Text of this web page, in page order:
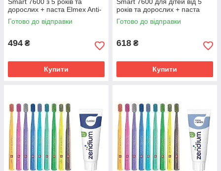
Зубна щітка Curaprox CS 5460 Ultra Soft для
чутливих ясен + ополіскувач ELMEX Sensitive
Original
Щітка має 5460 щетинок діаметром 0,1 мм,
підходить при пародонтозі та високій чутливості
дорослих + паста Elmex Anti-
Caries Professional захист від
карієсу
Готово до відправки
494 ₴
Купити
років та дорослих + паста
Zendium Extra Fresh свіжість
та захист
Готово до відправки
618 ₴
Купити